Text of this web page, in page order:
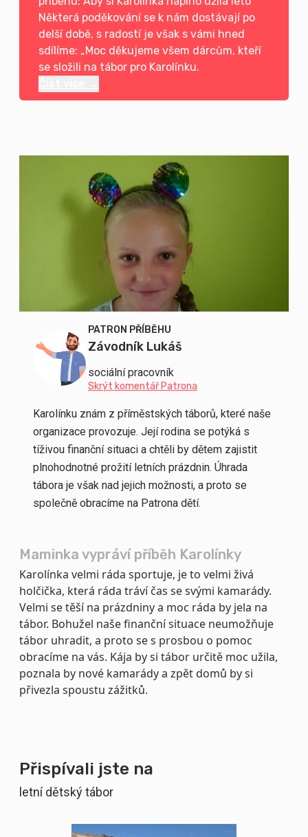
Některá poděkování se k nám dostávají po
delší době, s radostí je však s vámi hned
sdílíme: „Moc děkujeme všem dárcům, kteří
se složili na tábor pro Karolínku.
PATRON PŘÍBĚHU
Závodník Lukáš
sociální pracovník
Skrýt komentář Patrona
Karolínku znám z příměstských táborů, které naše
organizace provozuje. Její rodina se potýká s
tíživou finanční situaci a chtěli by dětem zajistit
plnohodnotné prožití letních prázdnin. Úhrada
tábora je však nad jejich možnosti, a proto se
společně obracíme na Patrona dětí.
Přispívali jste na
letní dětský tábor
Maminka vypráví příběh Karolínky
Karolínka velmi ráda sportuje, je to velmi živá
holčička, která ráda tráví čas se svými kamarády.
Velmi se těší na prázdniny a moc ráda by jela na
tábor. Bohužel naše finanční situace neumožňuje
tábor uhradit, a proto se s prosbou o pomoc
obracíme na vás. Kája by si tábor určitě moc užila,
poznala by nové kamarády a zpět domů by si
přivezla spoustu zážitků.